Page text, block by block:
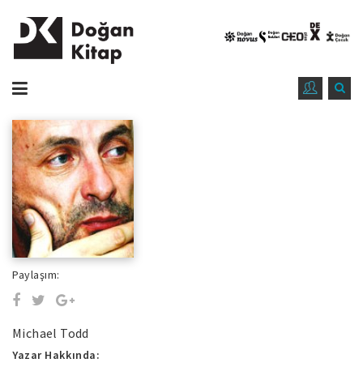
Paylaşım:
Michael Todd
Yazar Hakkında: